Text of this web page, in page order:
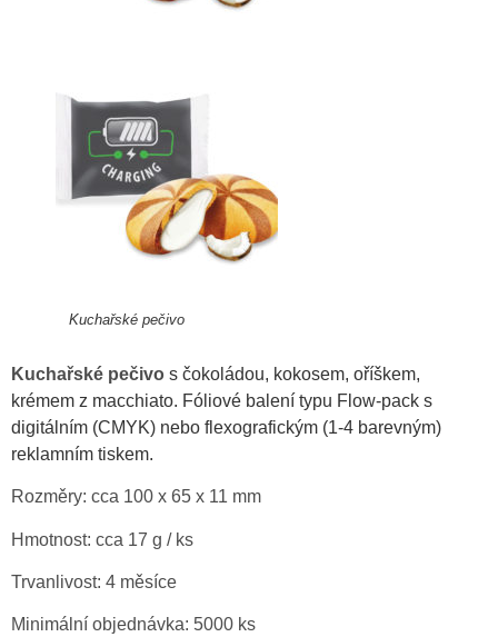
Kuchařské pečivo
Kuchařské pečivo s čokoládou, kokosem, oříškem,
krémem z macchiato. Fóliové balení typu Flow-pack s
digitálním (CMYK) nebo flexografickým (1-4 barevným)
reklamním tiskem.
Rozměry: cca 100 x 65 x 11 mm
Hmotnost: cca 17 g / ks
Trvanlivost: 4 měsíce
Minimální objednávka: 5000 ks